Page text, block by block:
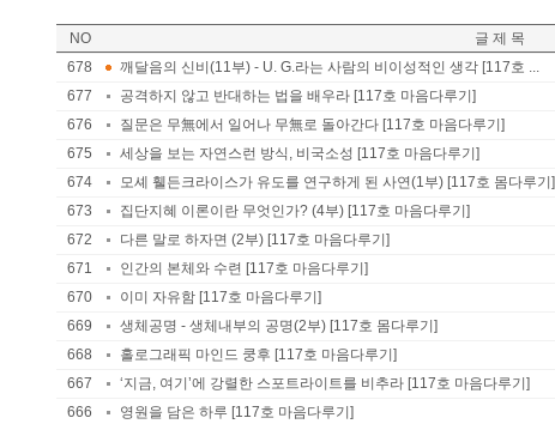
NO 글 제 목
678
깨달음의 신비(11부) - U. G.라는 사람의 비이성적인 생각 [117호 ...
677
공격하지 않고 반대하는 법을 배우라 [117호 마음다루기]
676
질문은 무無에서 일어나 무無로 돌아간다 [117호 마음다루기]
675
세상을 보는 자연스런 방식, 비국소성 [117호 마음다루기]
674
모셰 휄든크라이스가 유도를 연구하게 된 사연(1부) [117호 몸다루기]
673
집단지혜 이론이란 무엇인가? (4부) [117호 마음다루기]
672
다른 말로 하자면 (2부) [117호 마음다루기]
671
인간의 본체와 수련 [117호 마음다루기]
670
이미 자유함 [117호 마음다루기]
669
생체공명 - 생체내부의 공명(2부) [117호 몸다루기]
668
홀로그래픽 마인드 쿵후 [117호 마음다루기]
667
‘지금, 여기’에 강렬한 스포트라이트를 비추라 [117호 마음다루기]
666
영원을 담은 하루 [117호 마음다루기]